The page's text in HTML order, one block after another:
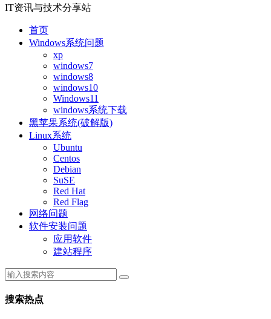
IT资讯与技术分享站
首页
Windows系统问题
xp
windows7
windows8
windows10
Windows11
windows系统下载
黑苹果系统(破解版)
Linux系统
Ubuntu
Centos
Debian
SuSE
Red Hat
Red Flag
网络问题
软件安装问题
应用软件
建站程序
搜索热点